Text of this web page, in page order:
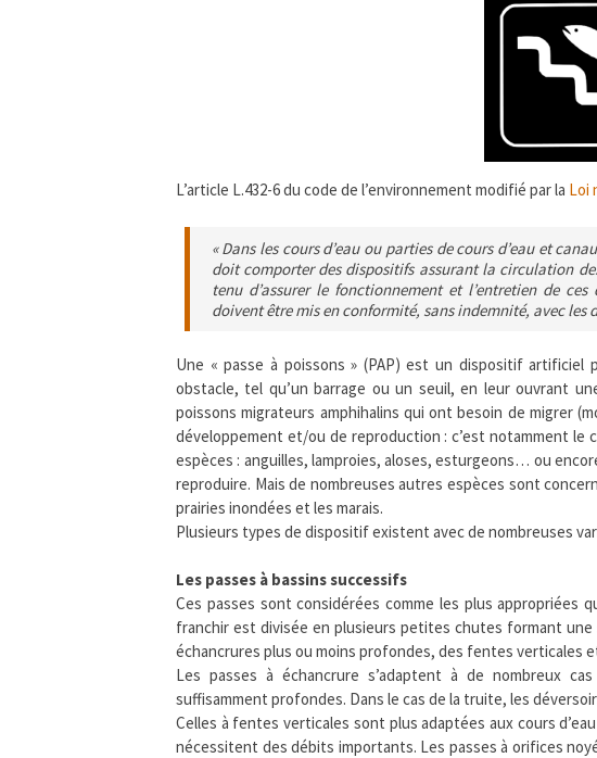
L’article L.432-6 du code de l’environnement modifié par la Loi
«Dans les cours d’eau ou parties de cours d’eau et
doit comporter des dispositifs assurant la circulation
tenu d’assurer le fonctionnement et l’entretien de ces
doivent être mis en conformité, sans indemnité, avec
Une « passe à poissons » (PAP) est un dispositif
obstacle, tel qu’un barrage ou un seuil, en leur ouvrant
poissons migrateurs amphihalins qui ont besoin de migrer
développement et/ou de reproduction : c’est notamment le
espèces : anguilles, lamproies, aloses, esturgeons… ou
reproduire. Mais de nombreuses autres espèces sont
prairies inondées et les marais.
Plusieurs types de dispositif existent avec de nombreuses
Les passes à bassins successifs
Ces passes sont considérées comme les plus appropriées
franchir est divisée en plusieurs petites chutes formant
échancrures plus ou moins profondes, des fentes verticales
Les passes à échancrure s’adaptent à de nombreux
suffisamment profondes. Dans le cas de la truite, les
Celles à fentes verticales sont plus adaptées aux cours
nécessitent des débits importants. Les passes à orifices